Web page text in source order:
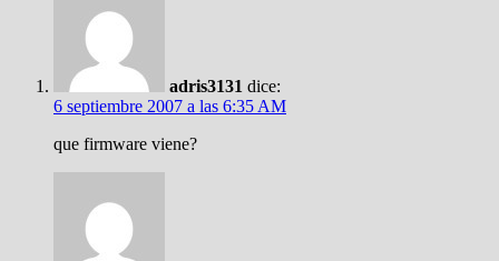
adris3131 dice:
6 septiembre 2007 a las 6:35 AM
que firmware viene?